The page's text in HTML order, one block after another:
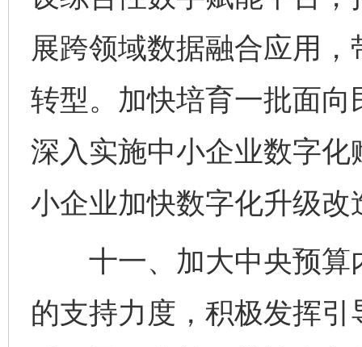
展跨领域数据融合应用
转型。加快培育一批面
深入实施中小企业数字
小企业加快数字化升级改
十一、加大中央预算
的支持力度，积极发挥